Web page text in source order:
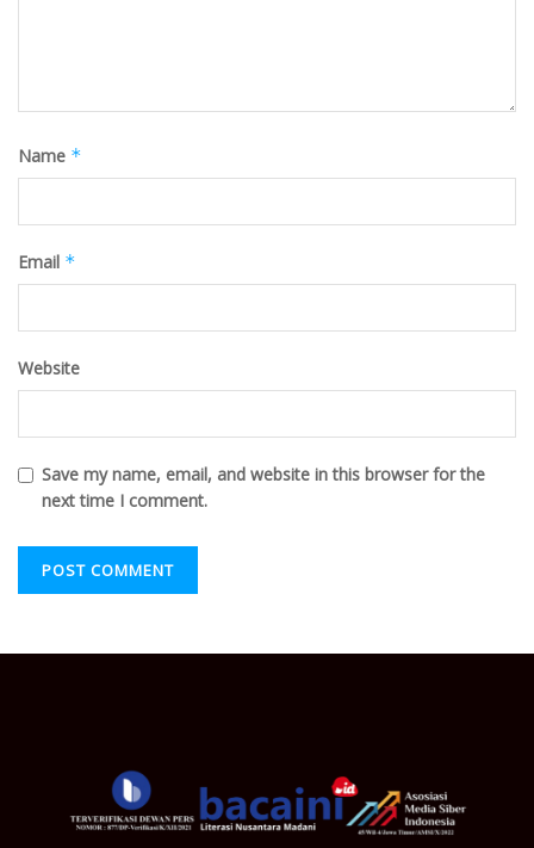
Name *
Email *
Website
Save my name, email, and website in this browser for the
next time I comment.